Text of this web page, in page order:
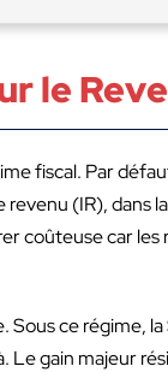
le
fiscal. Par
(IR),
car les
Sous ce
gain majeur